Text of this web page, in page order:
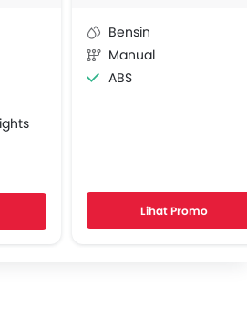
Bensin
Manual
ABS
Lihat Promo